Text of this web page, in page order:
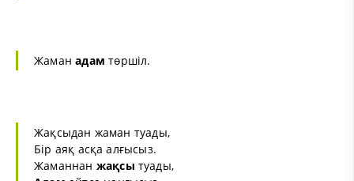
Жаманадам төршіл.
Жақсыдан жаман туады,
Бір аяқ асқа алғысыз.
Жаманнан жақсы туады,